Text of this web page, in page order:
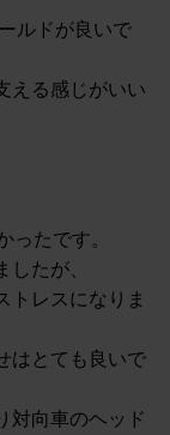
ルドが良いで
える感じがいい
ったです。
たが、
トレスになりま
はとても良いで
対向車のヘッド